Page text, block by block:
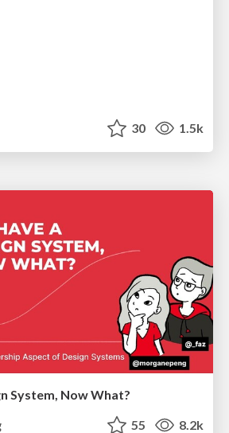
30 1.5k
System, Now What?
55 8.2k